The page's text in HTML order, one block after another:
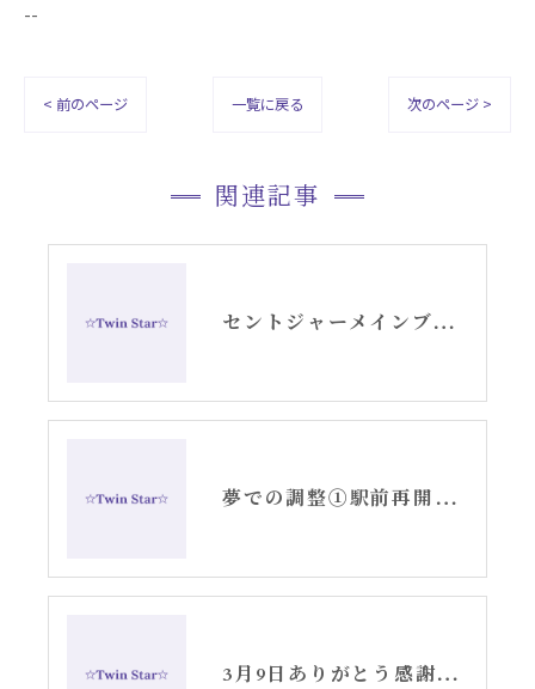
--
< 前のページ 一覧に戻る 次のページ >
関連記事
セントジャーメインブレッシングカードリーディング
夢での調整①駅前再開発と観音橋〜アリーシャ記録〜
3月9日ありがとう感謝の日